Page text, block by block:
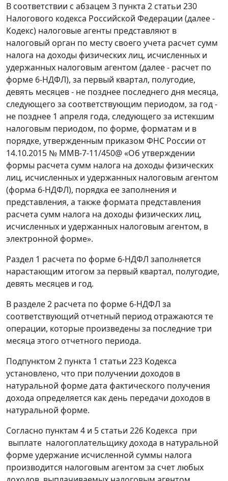
В соответствии с абзацем 3 пункта 2 статьи 230
Налогового кодекса Российской Федерации (далее -
Кодекс) налоговые агенты представляют в
налоговый орган по месту своего учета расчет сумм
налога на доходы физических лиц, исчисленных и
удержанных налоговым агентом (далее - расчет по
форме 6-НДФЛ), за первый квартал, полугодие,
девять месяцев - не позднее последнего дня месяца,
следующего за соответствующим периодом, за год -
не позднее 1 апреля года, следующего за истекшим
налоговым периодом, по форме, форматам и в
порядке, утвержденным приказом ФНС России от
14.10.2015 № ММВ-7-11/450@ «Об утверждении
формы расчета сумм налога на доходы физических
лиц, исчисленных и удержанных налоговым агентом
(форма 6-НДФЛ), порядка ее заполнения и
представления, а также формата представления
расчета сумм налога на доходы физических лиц,
исчисленных и удержанных налоговым агентом, в
электронной форме».
Раздел 1 расчета по форме 6-НДФЛ заполняется
нарастающим итогом за первый квартал, полугодие,
девять месяцев и год.
В разделе 2 расчета по форме 6-НДФЛ за
соответствующий отчетный период отражаются те
операции, которые произведены за последние три
месяца этого отчетного периода.
Подпунктом 2 пункта 1 статьи 223 Кодекса
установлено, что при получении доходов в
натуральной форме дата фактического получения
дохода определяется как день передачи доходов в
натуральной форме.
Согласно пунктам 4 и 5 статьи 226 Кодекса при
выплате налогоплательщику дохода в натуральной
форме удержание исчисленной суммы налога
производится налоговым агентом за счет любых